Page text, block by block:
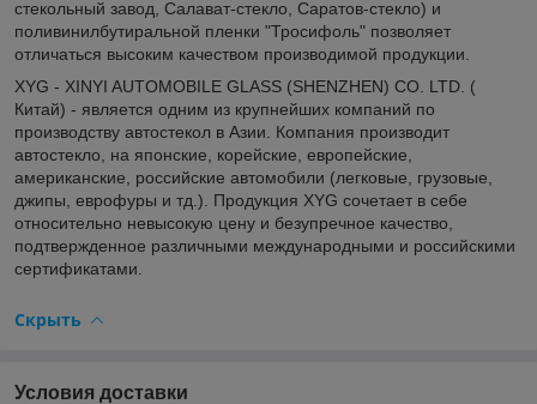
стекольный завод, Салават-стекло, Саратов-стекло) и
поливинилбутиральной пленки "Тросифоль" позволяет
отличаться высоким качеством производимой продукции.
XYG - XINYI AUTOMOBILE GLASS (SHENZHEN) CO. LTD. (
Китай) - является одним из крупнейших компаний по
производству автостекол в Азии. Компания производит
автостекло, на японские, корейские, европейские,
американские, российские автомобили (легковые, грузовые,
джипы, еврофуры и тд.). Продукция XYG сочетает в себе
относительно невысокую цену и безупречное качество,
подтвержденное различными международными и российскими
сертификатами.
Скрыть
Условия доставки